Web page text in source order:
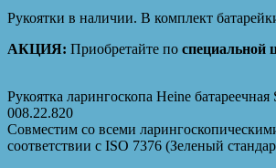
Рукоятки в наличии. В комплект
АКЦИЯ: Приобретайте по специальной
Рукоятка ларингоскопа Heine батареечная
008.22.820
Совместим со всеми
соответствии с ISO 7376 (Зеленый